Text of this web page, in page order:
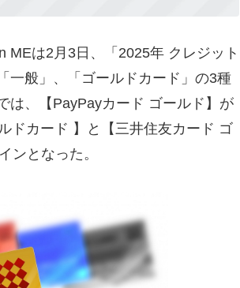
は2月3日、「2025年 クレジット
一般」、「ゴールドカード」の3種
は、【PayPayカード ゴールド】が
ドカード 】と【三井住友カード ゴ
ンとなった。